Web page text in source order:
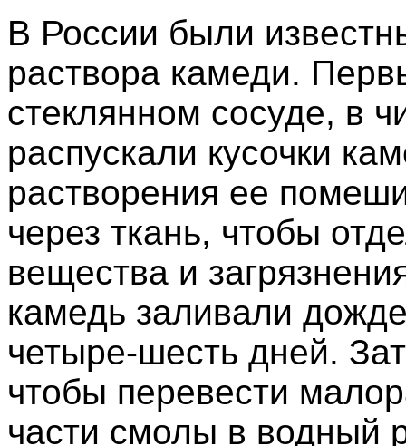
В России были
раствора камеди.
стеклянном сосуде, в
распускали кусочки
растворения ее
через ткань, чтобы
вещества и
камедь заливали
четыре-шесть дней.
чтобы перевести
части смолы в водный